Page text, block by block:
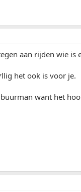
aan rijden wie is
het ook is voor je.
want het